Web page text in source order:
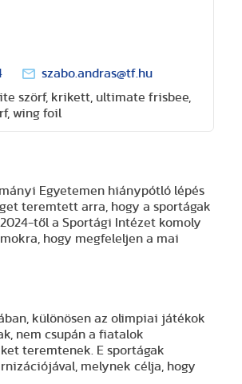
szabo.andras@tf.hu
szörf, krikett, ultimate frisbee,
wing foil
Egyetemen hiánypótló lépés
teremtett arra, hogy a sportágak
től a Sportági Intézet komoly
hogy megfeleljen a mai
különösen az olimpiai játékok
nem csupán a fiatalok
teremtenek. E sportágak
melynek célja, hogy